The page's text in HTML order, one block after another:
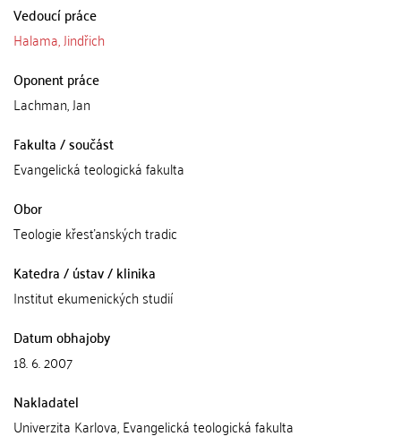
Vedoucí práce
Halama, Jindřich
Oponent práce
Lachman, Jan
Fakulta / součást
Evangelická teologická fakulta
Obor
Teologie křesťanských tradic
Katedra / ústav / klinika
Institut ekumenických studií
Datum obhajoby
18. 6. 2007
Nakladatel
Univerzita Karlova, Evangelická teologická fakulta